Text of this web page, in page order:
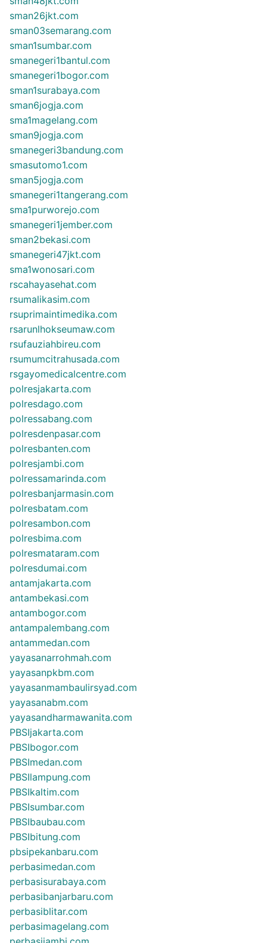
sman26jkt.com
sman03semarang.com
sman1sumbar.com
smanegeri1bantul.com
smanegeri1bogor.com
sman1surabaya.com
sman6jogja.com
sma1magelang.com
sman9jogja.com
smanegeri3bandung.com
smasutomo1.com
sman5jogja.com
smanegeri1tangerang.com
sma1purworejo.com
smanegeri1jember.com
sman2bekasi.com
smanegeri47jkt.com
sma1wonosari.com
rscahayasehat.com
rsumalikasim.com
rsuprimaintimedika.com
rsarunlhokseumaw.com
rsufauziahbireu.com
rsumumcitrahusada.com
rsgayomedicalcentre.com
polresjakarta.com
polresdago.com
polressabang.com
polresdenpasar.com
polresbanten.com
polresjambi.com
polressamarinda.com
polresbanjarmasin.com
polresbatam.com
polresambon.com
polresbima.com
polresmataram.com
polresdumai.com
antamjakarta.com
antambekasi.com
antambogor.com
antampalembang.com
antammedan.com
yayasanarrohmah.com
yayasanpkbm.com
yayasanmambaulirsyad.com
yayasanabm.com
yayasandharmawanita.com
PBSIjakarta.com
PBSIbogor.com
PBSImedan.com
PBSIlampung.com
PBSIkaltim.com
PBSIsumbar.com
PBSIbaubau.com
PBSIbitung.com
pbsipekanbaru.com
perbasimedan.com
perbasisurabaya.com
perbasibanjarbaru.com
perbasiblitar.com
perbasimagelang.com